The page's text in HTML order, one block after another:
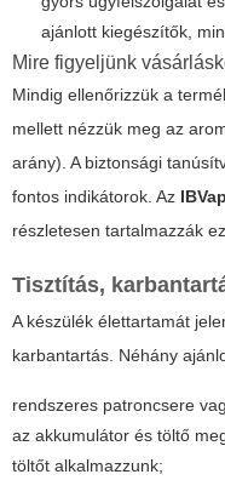
ajánlott kiegészítők,
Mire figyeljünk
Mindig ellenőrizzük a
mellett nézzük meg az
arány). A biztonsági
fontos indikátorok. Az
részletesen tartalmazzák
Tisztítás,
A készülék élettartamát
karbantartás. Néhány
rendszeres patroncsere
az akkumulátor és töltő
töltőt alkalmazzunk;